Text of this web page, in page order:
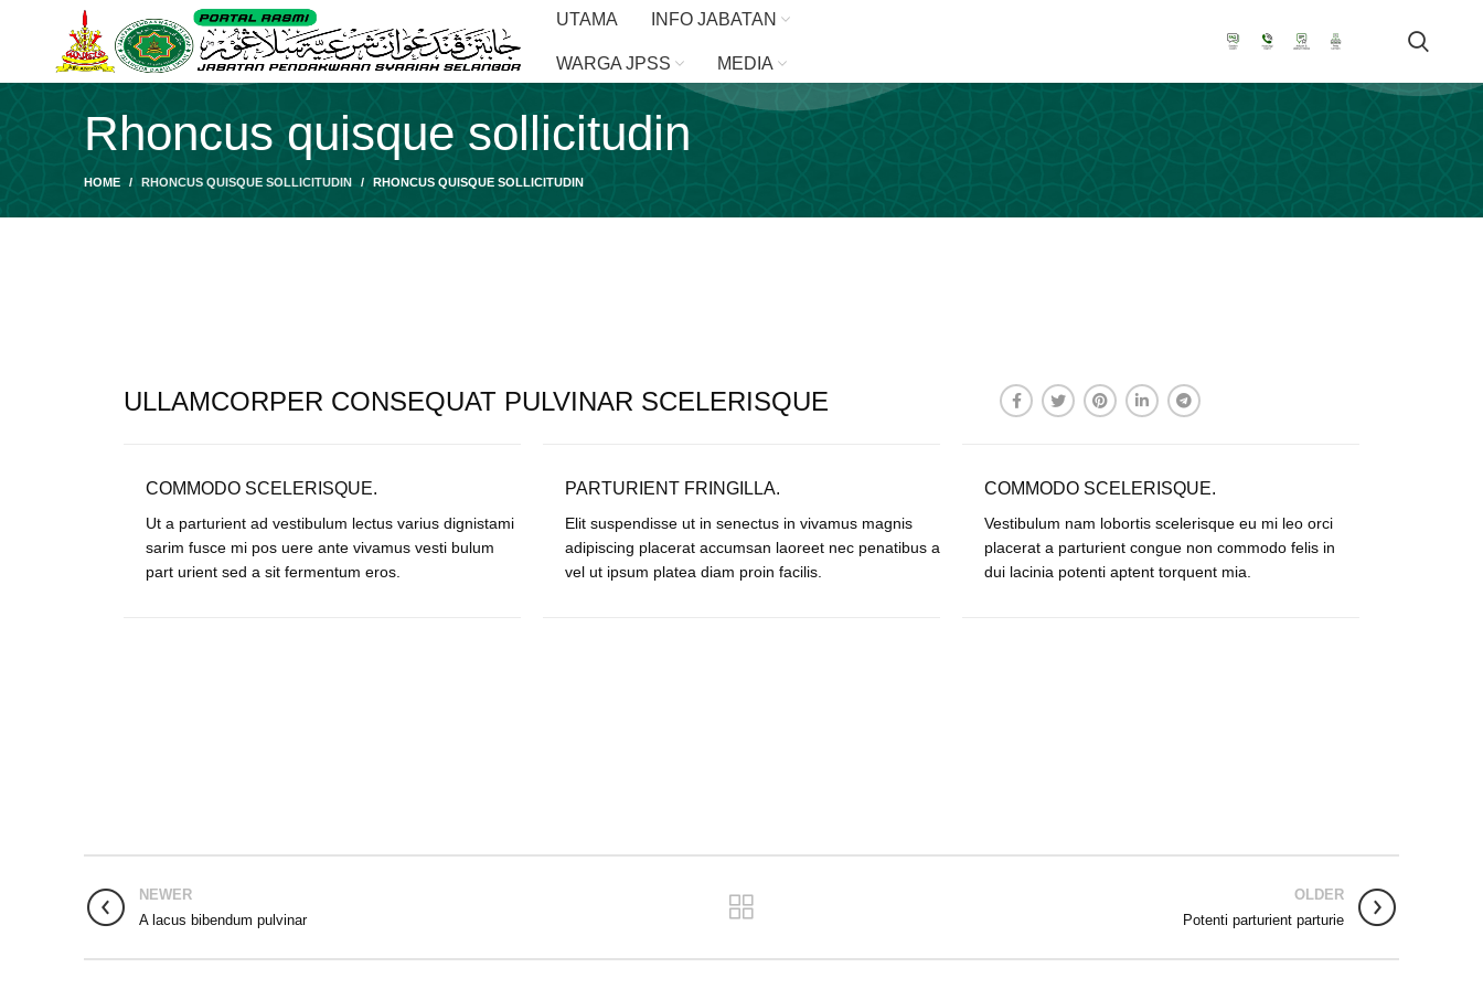
UTAMA INFO JABATAN
WARGA JPSS MEDIA
Rhoncus quisque sollicitudin
HOME RHONCUS QUISQUE SOLLICITUDIN RHONCUS QUISQUE SOLLICITUDIN
ULLAMCORPER CONSEQUAT PULVINAR SCELERISQUE
COMMODO SCELERISQUE.
Ut a parturient ad vestibulum lectus varius dignistami
sarim fusce mi pos uere ante vivamus vesti bulum
part urient sed a sit fermentum eros.
PARTURIENT FRINGILLA.
Elit suspendisse ut in senectus in vivamus magnis
adipiscing placerat accumsan laoreet nec penatibus a
vel ut ipsum platea diam proin facilis.
COMMODO SCELERISQUE.
Vestibulum nam lobortis scelerisque eu mi leo orci
placerat a parturient congue non commodo felis in
dui lacinia potenti aptent torquent mia.
NEWER
A lacus bibendum pulvinar
OLDER
Potenti parturient parturie